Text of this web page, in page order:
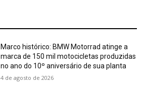
Marco histórico: BMW Motorrad atinge a
marca de 150 mil motocicletas produzidas
no ano do 10º aniversário de sua planta
4 de agosto de 2026